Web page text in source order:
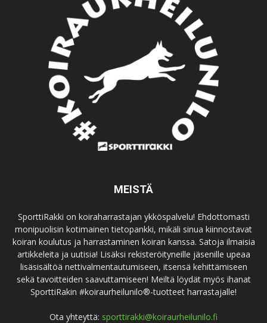
MEISTÄ
SporttiRakki on koiraharrastajan ykköspalvelu! Ehdottomasti
monipuolisin kotimainen tietopankki, mikäli sinua kiinnostavat
koiran koulutus ja harrastaminen koiran kanssa. Satoja ilmaisia
artikkeleita ja uutisia! Lisäksi rekisteröityneille jäsenille upeaa
lisäsisältöä nettivalmentautumiseen, itsensä kehittämiseen
sekä tavoitteiden saavuttamiseen! Meiltä löydät myös ihanat
SporttiRakin #koiraurheilunilo®-tuotteet harrastajalle!
Ota yhteyttä: sporttirakki@koiraurheilunilo.fi